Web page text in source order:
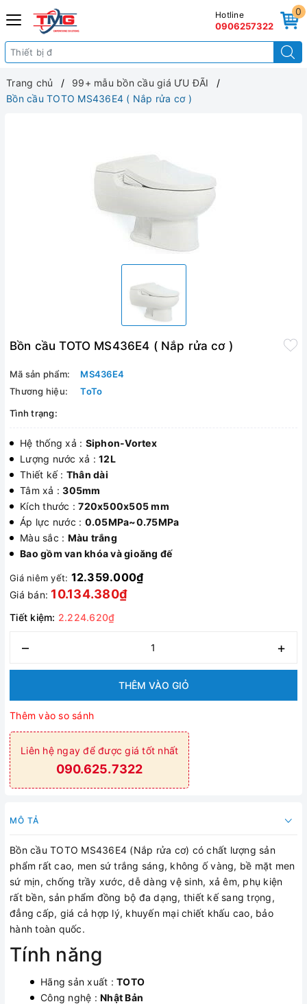
0
Hotline
0906257322
Trang chủ
99+ mẫu bồn cầu giá ƯU ĐÃI
Bồn cầu TOTO MS436E4 ( Nắp rửa cơ )
Bồn cầu TOTO MS436E4 ( Nắp rửa cơ )
Mã sản phẩm:
MS436E4
Thương hiệu:
ToTo
Tình trạng:
Hệ thống xả : Siphon-Vortex
Lượng nước xả : 12L
Thiết kế : Thân dài
Tâm xả :305mm
Kích thước :720x500x505 mm
Áp lực nước : 0.05MPa~0.75MPa
Màu sắc : Màu trắng
Bao gồm van khóa và gioăng đế
Giá niêm yết: 12.359.000₫
Giá bán: 10.134.380₫
Tiết kiệm: 2.224.620₫
– +
THÊM VÀO GIỎ
Thêm vào so sánh
Liên hệ ngay để được giá tốt nhất
090.625.7322
MÔ TẢ
Bồn cầu TOTO MS436E4 (Nắp rửa cơ) có chất lượng sản
phẩm rất cao, men sứ trắng sáng, không ố vàng, bề mặt men
sứ mịn, chống trầy xước, dễ dàng vệ sinh, xả êm, phụ kiện
rất bền, sản phẩm đồng bộ đa dạng, thiết kế sang trọng,
đẳng cấp, giá cả hợp lý, khuyến mại chiết khấu cao, bảo
hành toàn quốc.
Tính năng
Hãng sản xuất : TOTO
Công nghệ : Nhật Bản